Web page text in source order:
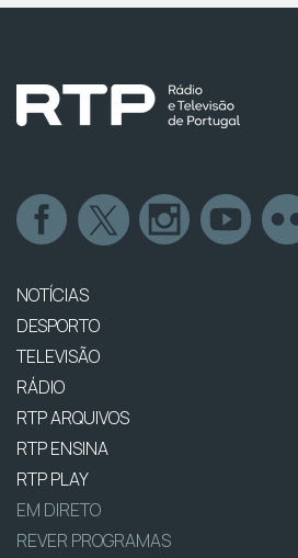
NOTÍCIAS
DESPORTO
TELEVISÃO
RÁDIO
RTP ARQUIVOS
RTP ENSINA
RTP PLAY
EM DIRETO
REVER PROGRAMAS